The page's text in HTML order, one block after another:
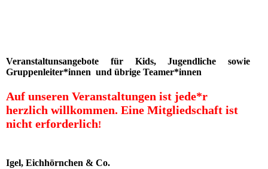
Veranstaltunsangebote für Kids, Jugendliche sowie
Gruppenleiter*innen und übrige Teamer*innen
Auf unseren Veranstaltungen ist jede*r
herzlich willkommen. Eine Mitgliedschaft ist
nicht erforderlich!
Igel, Eichhörnchen & Co.